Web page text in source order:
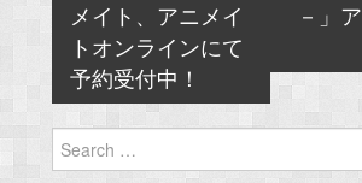
メイト、アニメイ
トオンラインにて
予約受付中！
－」
for: